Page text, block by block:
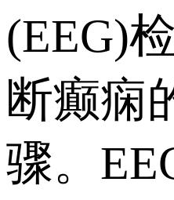
(EEG)
断癫痫
骤。